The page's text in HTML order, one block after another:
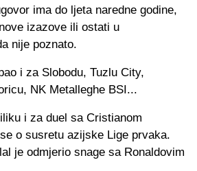
ima do ljeta naredne godine,
izazove ili ostati u
nije poznato.
i za Slobodu, Tuzlu City,
NK Metalleghe BSI...
i za duel sa Cristianom
o susretu azijske Lige prvaka.
je odmjerio snage sa Ronaldovim